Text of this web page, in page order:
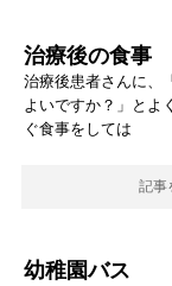
治療後の食事
治療後患者さんに、
よいですか？」とよ
ぐ食事をしては
記事
幼稚園バス